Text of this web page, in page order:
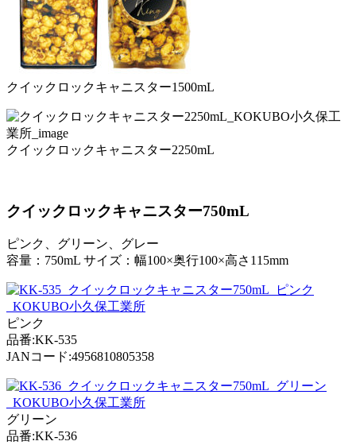
クイックロックキャニスター1500mL
クイックロックキャニスター2250mL
クイックロックキャニスター750mL
ピンク、グリーン、グレー
容量：750mL サイズ：幅100×奥行100×高さ115mm
ピンク
品番:KK-535
JANコード:4956810805358
グリーン
品番:KK-536